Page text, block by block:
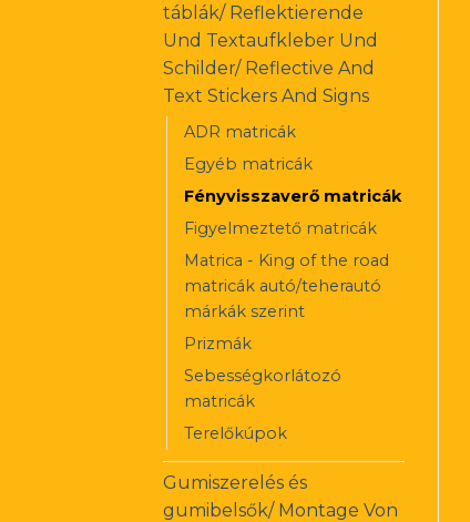
táblák/ Reflektierende
Und Textaufkleber Und
Schilder/ Reflective And
Text Stickers And Signs
ADR matricák
Egyéb matricák
Fényvisszaverő matricák
Figyelmeztető matricák
Matrica - King of the road
matricák autó/teherautó
márkák szerint
Prizmák
Sebességkorlátozó
matricák
Terelőkúpok
Gumiszerelés és
gumibelsők/ Montage Von